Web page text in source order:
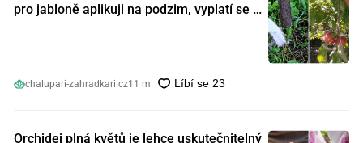
pro jabloně aplikuji na podzim, vyplatí se s
chalupari-zahradkari.cz11 m
Orchidej plná květů je lehce uskutečnitelný